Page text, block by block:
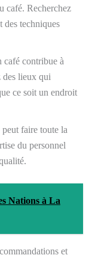
café. Recherchez
des techniques
café contribue à
des lieux qui
ce soit un endroit
faire toute la
du personnel
Nations à La
et